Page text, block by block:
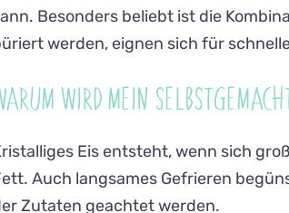
Besonders beliebt ist die
werden, eignen sich für
WIRD MEIN
Eis entsteht, wenn sich
Auch langsames Gefrieren
Zutaten geachtet werden.